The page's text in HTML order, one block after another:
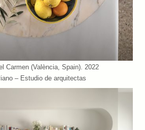
Carmen (València, Spain). 2022
– Estudio de arquitectas